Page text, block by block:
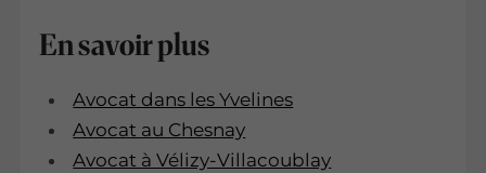
En savoir plus
Avocat dans les Yvelines
Avocat au Chesnay
Avocat à Vélizy-Villacoublay